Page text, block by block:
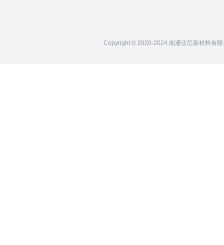
Copyright © 2020-2024 南通伍芯新材料有